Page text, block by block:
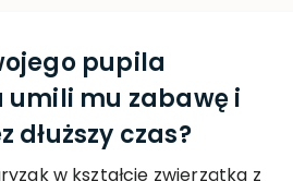
pupila
mu zabawę i
dłuższy czas?
w kształcie zwierzątka z